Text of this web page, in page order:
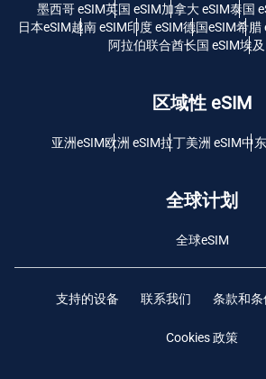
墨西哥 eSIM英国 eSIM加拿大 eSIM泰国
日本eSIM越南 eSIM印度 eSIM德国eSIM希腊
阿拉伯联合酋长国 eSIM埃
区域性 eSIM
亚洲eSIM欧洲 eSIM拉丁美洲 eSIM中
全球计划
全球eSIM
支持的设备 联系我们 条款和条
Cookies 政策